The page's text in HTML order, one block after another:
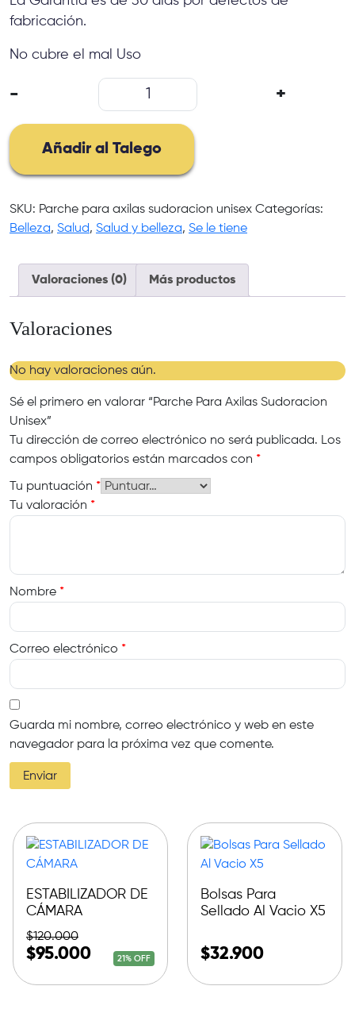
fabricación.
No cubre el mal Uso
-
Parche
Axilas
Sudoracion
cantidad
+
Añadir al Talego
SKU: Parche para axilas sudoracion unisex Categorías:
Belleza, Salud, Salud y belleza, Se le tiene
Valoraciones (0) Más productos
Valoraciones
No hay valoraciones aún.
Sé el primero en valorar “Parche Para Axilas Sudoracion
Unisex”
Tu dirección de correo electrónico no será publicada. Los
campos obligatorios están marcados con *
Tu puntuación *
Tu valoración *
Nombre *
Correo electrónico *
Guarda mi nombre, correo electrónico y web en este
navegador para la próxima vez que comente.
ESTABILIZADOR DE
CÁMARA
$120.000
$95.000 21% OFF
Bolsas Para
Sellado Al Vacio X5
$32.900